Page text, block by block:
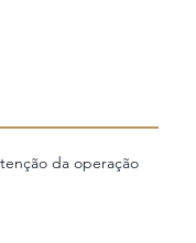
da operação